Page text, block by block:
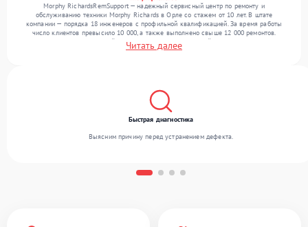
Morphy RichardsRemSupport — надежный сервисный центр по ремонту и
обслуживанию техники Morphy Richards в Орле со стажем от 10 лет. В штате
компании — порядка 18 инженеров с профильной квалификацией. За время работы
число клиентов превысило 10 000, а также выполнено свыше 12 000 ремонтов.
Ежемесячно в сервисный центр поступает от 300 устройств, включая , , . Мы
устраняем поломки любой сложности и гарантируем высокое качество обслуживания
Читать далее
Быстрая диагностика
Выясним причину перед устранением дефекта.